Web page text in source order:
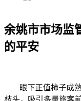
余姚市市场监
的平安
眼下正值柿子成熟